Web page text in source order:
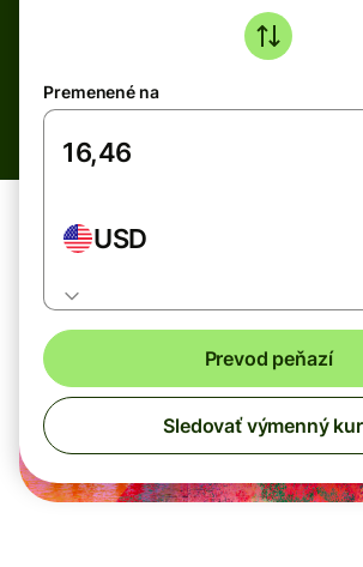
Premenené na
USD
Prevod peňazí
Sledovať výmenný